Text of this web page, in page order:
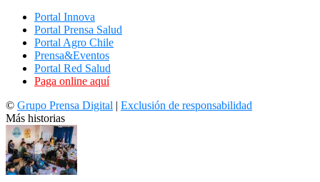
Portal Innova
Portal Prensa Salud
Portal Agro Chile
Prensa&Eventos
Portal Red Salud
Paga online aquí
© Grupo Prensa Digital | Exclusión de responsabilidad
Más historias